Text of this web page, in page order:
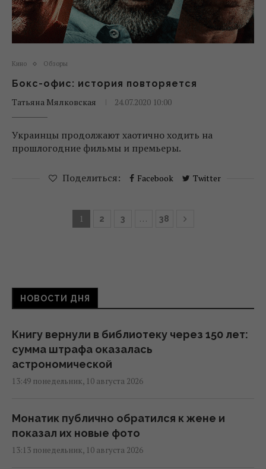
Кино Обзоры
Бокс-офис: история повторяется
Татьяна Мялковская
24.07.2020 10:00
Украинцы продолжают хаотично ходить на
прошлогодние фильмы и премьеры.
Поделиться: Facebook Twitter
1 2 3 … 38
НОВОСТИ ДНЯ
Книгу вернули в библиотеку через 150 лет:
сумма штрафа оказалась
астрономической
13:49 понедельник, 10 августа 2026
Монатик публично обратился к жене и
показал их новые фото
13:13 понедельник, 10 августа 2026